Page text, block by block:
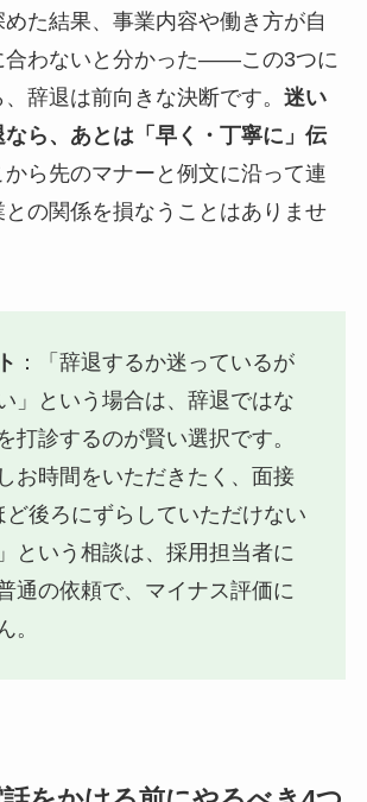
た結果、事業内容や働き方が自
合わないと分かった——この3つに
辞退は前向きな決断です。 迷い
ら、あとは「早く・丁寧に」伝
から先のマナーと例文に沿って連
の関係を損なうことはありませ
：「辞退するか迷っているが
」という場合は、辞退ではな
打診するのが賢い選択です。
お時間をいただきたく、面接
ど後ろにずらしていただけない
という相談は、採用担当者に
通の依頼で、マイナス評価に
。